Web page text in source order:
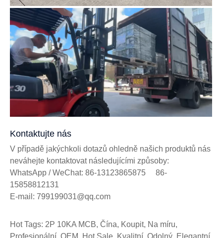
Kontaktujte nás
V případě jakýchkoli dotazů ohledně našich produktů nás
neváhejte kontaktovat následujícími způsoby:
WhatsApp / WeChat: 86-13123865875 86-
15858812131
E-mail: 799199031@qq.com
Hot Tags: 2P 10KA MCB, Čína, Koupit, Na míru,
Profesionální, OEM, Hot Sale, Kvalitní, Odolný, Elegantní,